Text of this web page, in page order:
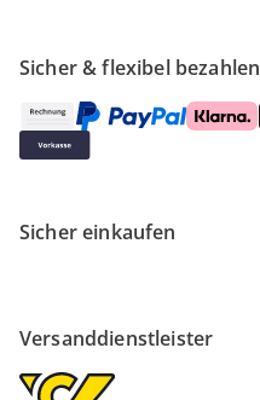
Sicher & flexibel bezahlen
Sicher einkaufen
Versanddienstleister